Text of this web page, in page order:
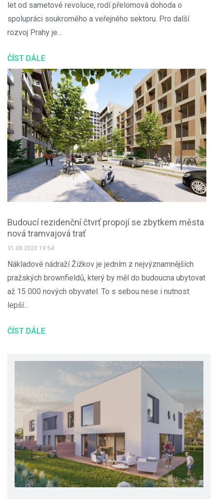
let od sametové revoluce, rodí přelomová dohoda o
spolupráci soukromého a veřejného sektoru. Pro další
rozvoj Prahy je...
ČÍST DÁLE
Budoucí rezidenční čtvrť propojí se zbytkem města
nová tramvajová trať
31.08.2020 19:54
Nákladové nádraží Žižkov je jedním z nejvýznamnějších
pražských brownfieldů, který by měl do budoucna ubytovat
až 15 000 nových obyvatel. To s sebou nese i nutnost
lepší...
ČÍST DÁLE